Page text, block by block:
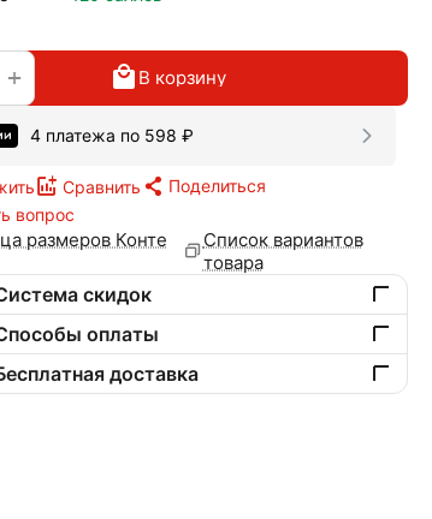
+ В корзину
4 платежа по 598 ₽
Сравнить
Поделиться
вопрос
размеров Конте
Список вариантов
товара
скидок
оплаты
доставка